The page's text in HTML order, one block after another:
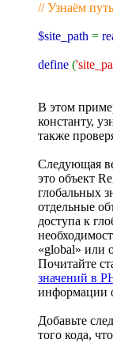
// Узнаём
$site_path =
define (
В этом
константу,
также
Следующая
это объект
глобальных
отдельные
доступа к
«global» или
Почитайте
значений в
информации
Добавьте
того кода,